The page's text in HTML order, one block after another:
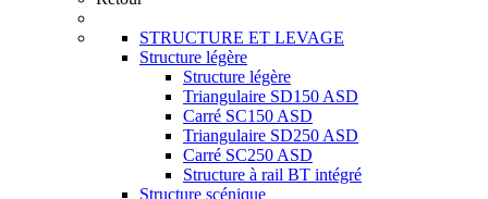
STRUCTURE ET LEVAGE
Structure légère
Structure légère
Triangulaire SD150 ASD
Carré SC150 ASD
Triangulaire SD250 ASD
Carré SC250 ASD
Structure à rail BT intégré
Structure scénique